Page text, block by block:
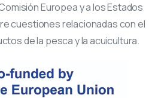
Europea y a los Estados
cuestiones relacionadas con el
de la pesca y la acuicultura.